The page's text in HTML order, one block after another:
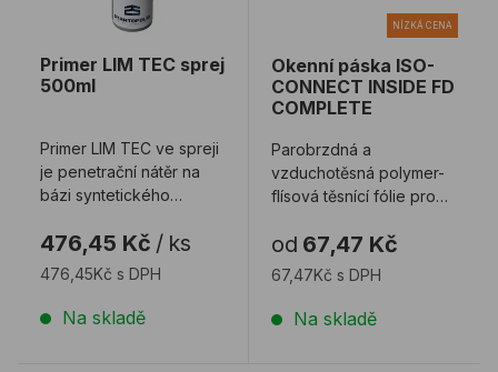
Primer LIM TEC sprej
500ml
Primer LIM TEC ve spreji
je penetrační nátěr na
bázi syntetického
ke zlepšení adheze ...
476,45 Kč / ks
476,45Kč s DPH
Na skladě
NÍZKÁ CENA
Okenní páska ISO-
CONNECT INSIDE FD
COMPLETE
Parobrzdná a
vzduchotěsná polymer-
flísová těsnící fólie pro
spáry otvorové kons ...
od 67,47 Kč
67,47Kč s DPH
Na skladě